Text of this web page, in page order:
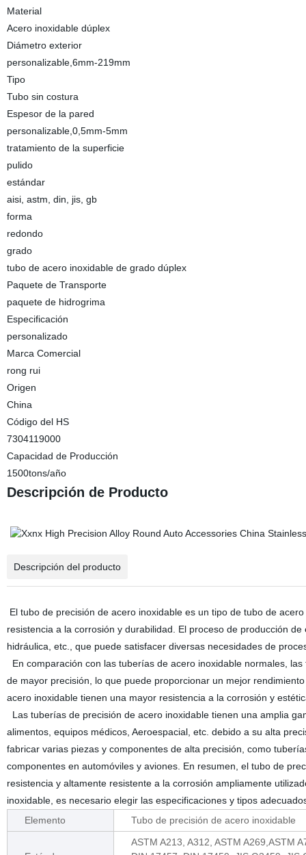
Material
Acero inoxidable dúplex
Diámetro exterior
personalizable,6mm-219mm
Tipo
Tubo sin costura
Espesor de la pared
personalizable,0,5mm-5mm
tratamiento de la superficie
pulido
estándar
aisi, astm, din, jis, gb
forma
redondo
grado
tubo de acero inoxidable de grado dúplex
Paquete de Transporte
paquete de hidrogrima
Especificación
personalizado
Marca Comercial
rong rui
Origen
China
Código del HS
7304119000
Capacidad de Producción
1500tons/año
Descripción de Producto
Descripción del producto
El tubo de precisión de acero inoxidable es un tipo de tubo de
resistencia a la corrosión y durabilidad. El proceso de producción
hidráulica, etc., que puede satisfacer diversas necesidades de
En comparación con las tuberías de acero inoxidable normales,
de mayor precisión, lo que puede proporcionar un mejor
acero inoxidable tienen una mayor resistencia a la corrosión y
Las tuberías de precisión de acero inoxidable tienen una amplia
alimentos, equipos médicos, Aeroespacial, etc. debido a su alta
fabricar varias piezas y componentes de alta precisión, como
componentes en automóviles y aviones. En resumen, el tubo de
resistencia y altamente resistente a la corrosión ampliamente
inoxidable, es necesario elegir las especificaciones y tipos
Elemento
Tubo de precisión de acero inoxidable
ASTM A213, A312, ASTM A269,ASTM